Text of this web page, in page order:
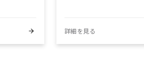
詳細を見る